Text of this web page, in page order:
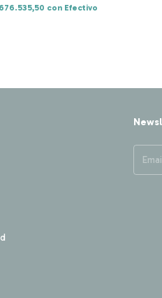
con Efectivo